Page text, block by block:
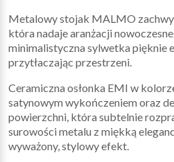
Metalowy stojak MALMO
która nadaje aranżacji
minimalistyczna sylwetka pięknie
przytłaczając przestrzeni.
Ceramiczna osłonka EMI w
satynowym wykończeniem oraz
powierzchni, która subtelnie
surowości metalu z miękką
wyważony, stylowy efekt.